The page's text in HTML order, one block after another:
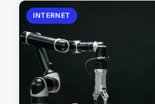
INTERNET